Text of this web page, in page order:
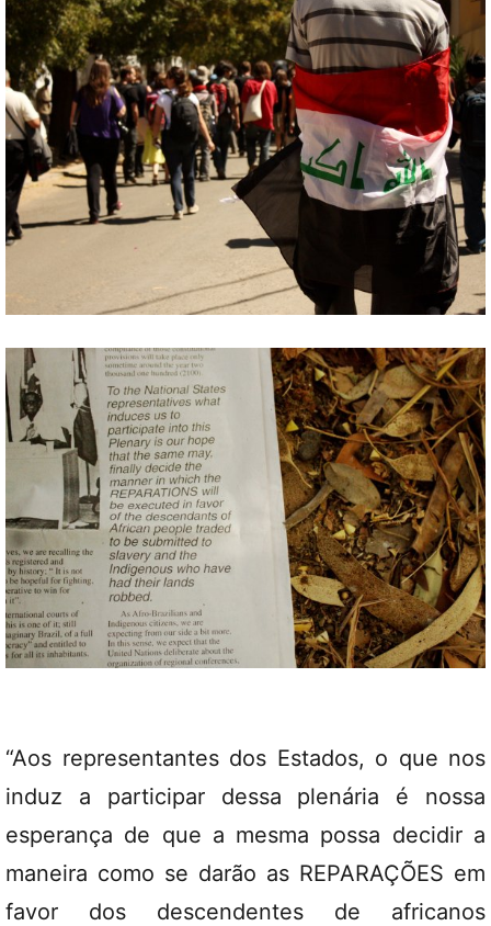
“Aos representantes dos Estados, o que nos
induz a participar dessa plenária é nossa
esperança de que a mesma possa decidir a
maneira como se darão as REPARAÇÕES em
favor dos descendentes de africanos